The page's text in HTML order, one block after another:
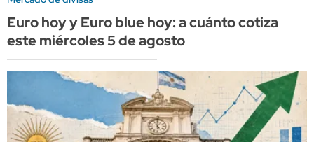
Euro hoy y Euro blue hoy: a cuánto cotiza
este miércoles 5 de agosto